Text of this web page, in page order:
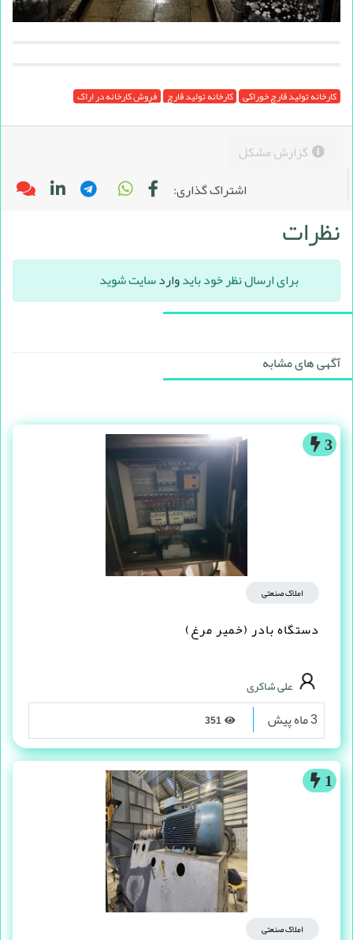
کارخانه تولید قارچ خوراکی کارخانه تولید قارچ فروش کارخانه در اراک
گزارش مشکل
اشتراک گذاری:
نظرات
برای ارسال نظر خود بایدواردسایت شوید
آگهی های مشابه
3
املاک صنعتی
دستگاه بادر (خمیر مرغ)
علی شاکری
3 ماه پیش
1
املاک صنعتی